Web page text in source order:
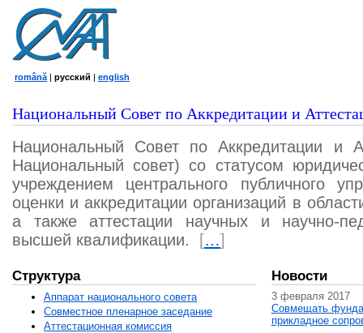
română | русский | english
Национальный Совет по Аккредитации и
Национальный Совет по Аккредитации и
Национальный совет) со статусом
учреждением центрального публичного
оценки и аккредитации организаций в
а также аттестации научных и научно-
высшей квалификации.
[…]
Структура
Аппарат национального совета
Совместное пленарное заседание
Аттестационная комисcия
Новости
3 февраля 2017
Совмещать
прикладное